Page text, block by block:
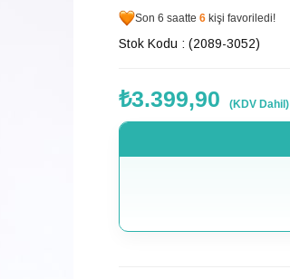
Son 6 saatte 6 kişi favoriledi!
Stok Kodu (2089-3052)
₺3.399,90 (KDV Dahil)